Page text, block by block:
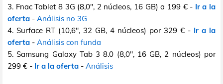
3. Fnac Tablet 8 3G (8,0", 2 núcleos, 16 GB) a 199 € - Ir a la
oferta - Análisis no 3G
4. Surface RT (10,6", 32 GB, 4 núcleos) por 329 € - Ir a la
oferta - Análisis con funda
5. Samsung Galaxy Tab 3 8.0 (8,0", 16 GB, 2 núcleos) por
299 € - Ir a la oferta - Análisis